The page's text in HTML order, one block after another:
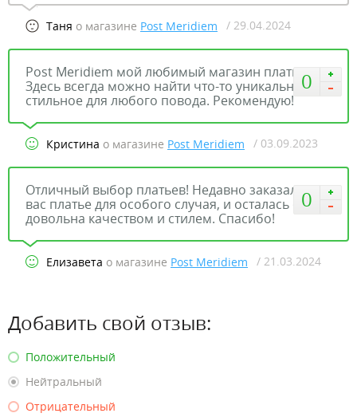
Таня о магазине Post Meridiem / 29.04.2024
0
Post Meridiem мой любимый магазин платьев.
Здесь всегда можно найти что-то уникальное и
стильное для любого повода. Рекомендую!
Кристина о магазине Post Meridiem / 03.09.2023
0
Отличный выбор платьев! Недавно заказала у
вас платье для особого случая, и осталась очень
довольна качеством и стилем. Спасибо!
Елизавета о магазине Post Meridiem / 21.03.2024
Добавить свой отзыв:
Положительный
Нейтральный
Отрицательный